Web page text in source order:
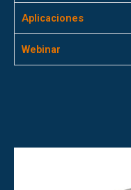
Aplicaciones
Webinar